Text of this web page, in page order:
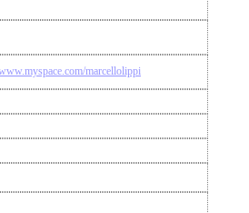
marcellolippi